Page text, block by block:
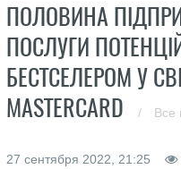
ПОЛОВИНА
ПОСЛУГИ
БЕСТСЕЛЕРОМ У
MASTERCARD
/ Все
27 сентября 2022, 21:25